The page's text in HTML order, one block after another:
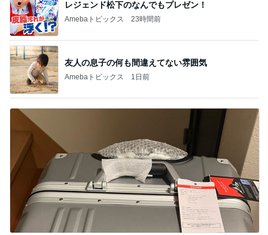
レジェンド松下のなんでもプレゼン！
Amebaトピックス 23時間前
友人の息子の何も間違えてない雰囲気
Amebaトピックス 1日前